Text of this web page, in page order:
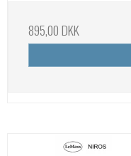
895,00 DKK